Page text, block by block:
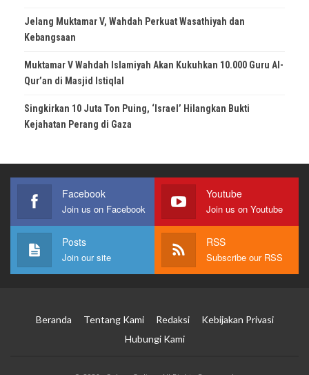
Jelang Muktamar V, Wahdah Perkuat Wasathiyah dan
Kebangsaan
Muktamar V Wahdah Islamiyah Akan Kukuhkan 10.000 Guru Al-
Qur’an di Masjid Istiqlal
Singkirkan 10 Juta Ton Puing, ‘Israel’ Hilangkan Bukti
Kejahatan Perang di Gaza
Facebook
Join us on Facebook
Youtube
Join us on Youtube
Posts
Join our site
RSS
Subscribe our RSS
Beranda Tentang Kami Redaksi
Kebijakan Privasi
Hubungi Kami